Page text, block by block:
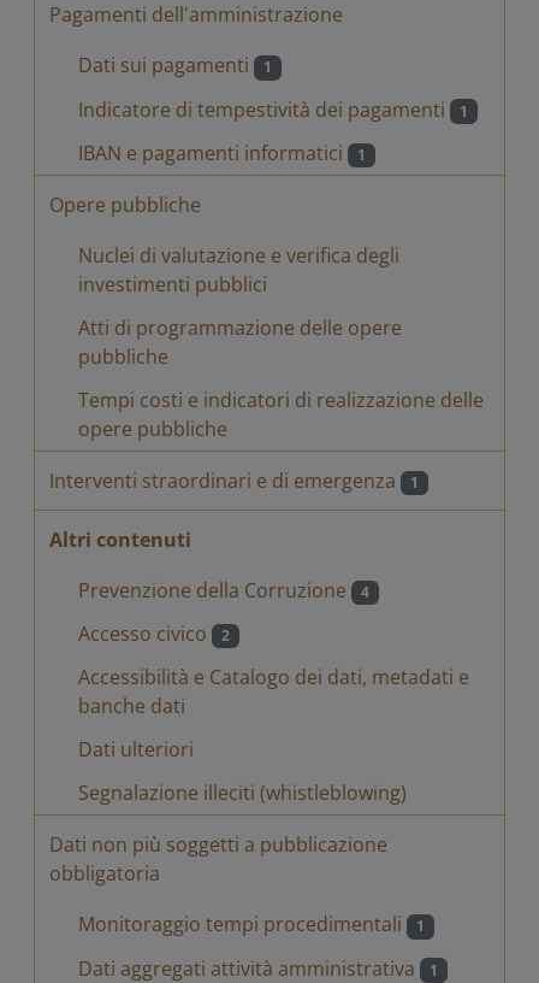
Pagamenti dell'amministrazione
Dati sui pagamenti
1
Indicatore di tempestività dei pagamenti 1
IBAN e pagamenti informatici 1
Opere pubbliche
Nuclei di valutazione e verifica degli
investimenti pubblici
Atti di programmazione delle opere
pubbliche
Tempi costi e indicatori di realizzazione delle
opere pubbliche
Interventi straordinari e di emergenza
1
Altri contenuti
Prevenzione della Corruzione
4
Accesso civico 2
Accessibilità e Catalogo dei dati, metadati e
banche dati
Dati ulteriori
Segnalazione illeciti (whistleblowing)
Dati non più soggetti a pubblicazione
obbligatoria
Monitoraggio tempi procedimentali
1
Dati aggregati attività amministrativa 1